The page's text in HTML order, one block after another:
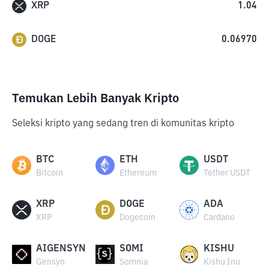
XRP 1.04
DOGE 0.06970
Temukan Lebih Banyak Kripto
Seleksi kripto yang sedang tren di komunitas kripto
BTC
Bitcoin
ETH
Ethereum
USDT
Tether USDT
XRP
XRP
DOGE
Dogecoin
ADA
Cardano
AIGENSYN
Gensyn
SOMI
Somnia
KISHU
Kishu Inu